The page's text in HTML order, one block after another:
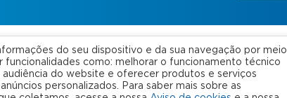
A FGV
Nossas Unidades
do seu dispositivo e da sua navegação por meio
funcionalidades como: melhorar o funcionamento técnico
audiência do website e oferecer produtos e serviços
personalizados. Para saber mais sobre as